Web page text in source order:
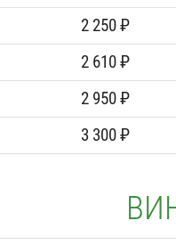
2 250 ₽
2 610 ₽
2 950 ₽
3 300 ₽